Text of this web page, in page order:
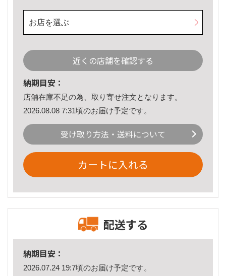
お店を選ぶ
近くの店舗を確認する
納期目安：
店舗在庫不足の為、取り寄せ注文となります。
2026.08.08 7:31頃のお届け予定です。
受け取り方法・送料について
カートに入れる
配送する
納期目安：
2026.07.24 19:7頃のお届け予定です。